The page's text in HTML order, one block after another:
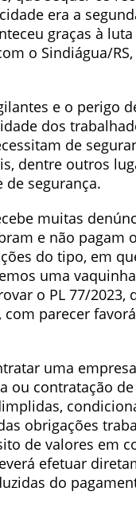
era a
graças à
o Sindiágua/
e o perigo
dos
de
dentre outros
de segurança.
muitas
e não pagam
do tipo, em
uma
o PL 77/
parecer
uma
ou contratação
obrigações
de valores em
efetuar
do